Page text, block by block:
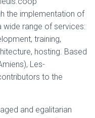
the implementation of
wide range of services:
training,
hosting. Based
Les-
to the
and egalitarian